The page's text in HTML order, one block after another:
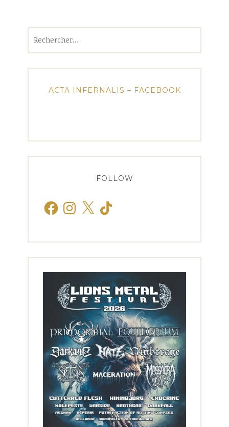
ACTA INFERNALIS – FACEBOOK
FOLLOW
FacebookInstagram
X TikTok